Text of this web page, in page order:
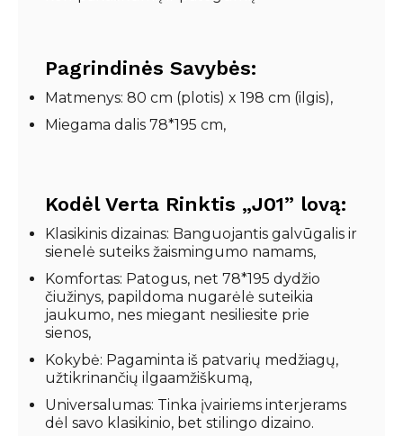
Pagrindinės Savybės:
Matmenys: 80 cm (plotis) x 198 cm (ilgis),
Miegama dalis 78*195 cm,
Kodėl Verta Rinktis „J01” lovą:
Klasikinis dizainas: Banguojantis galvūgalis ir
sienelė suteiks žaismingumo namams,
Komfortas: Patogus, net 78*195 dydžio
čiužinys, papildoma nugarėlė suteikia
jaukumo, nes miegant nesiliesite prie
sienos,
Kokybė: Pagaminta iš patvarių medžiagų,
užtikrinančių ilgaamžiškumą,
Universalumas: Tinka įvairiems interjerams
dėl savo klasikinio, bet stilingo dizaino.